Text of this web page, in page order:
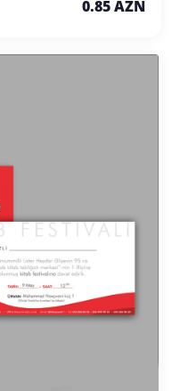
0.85 AZN